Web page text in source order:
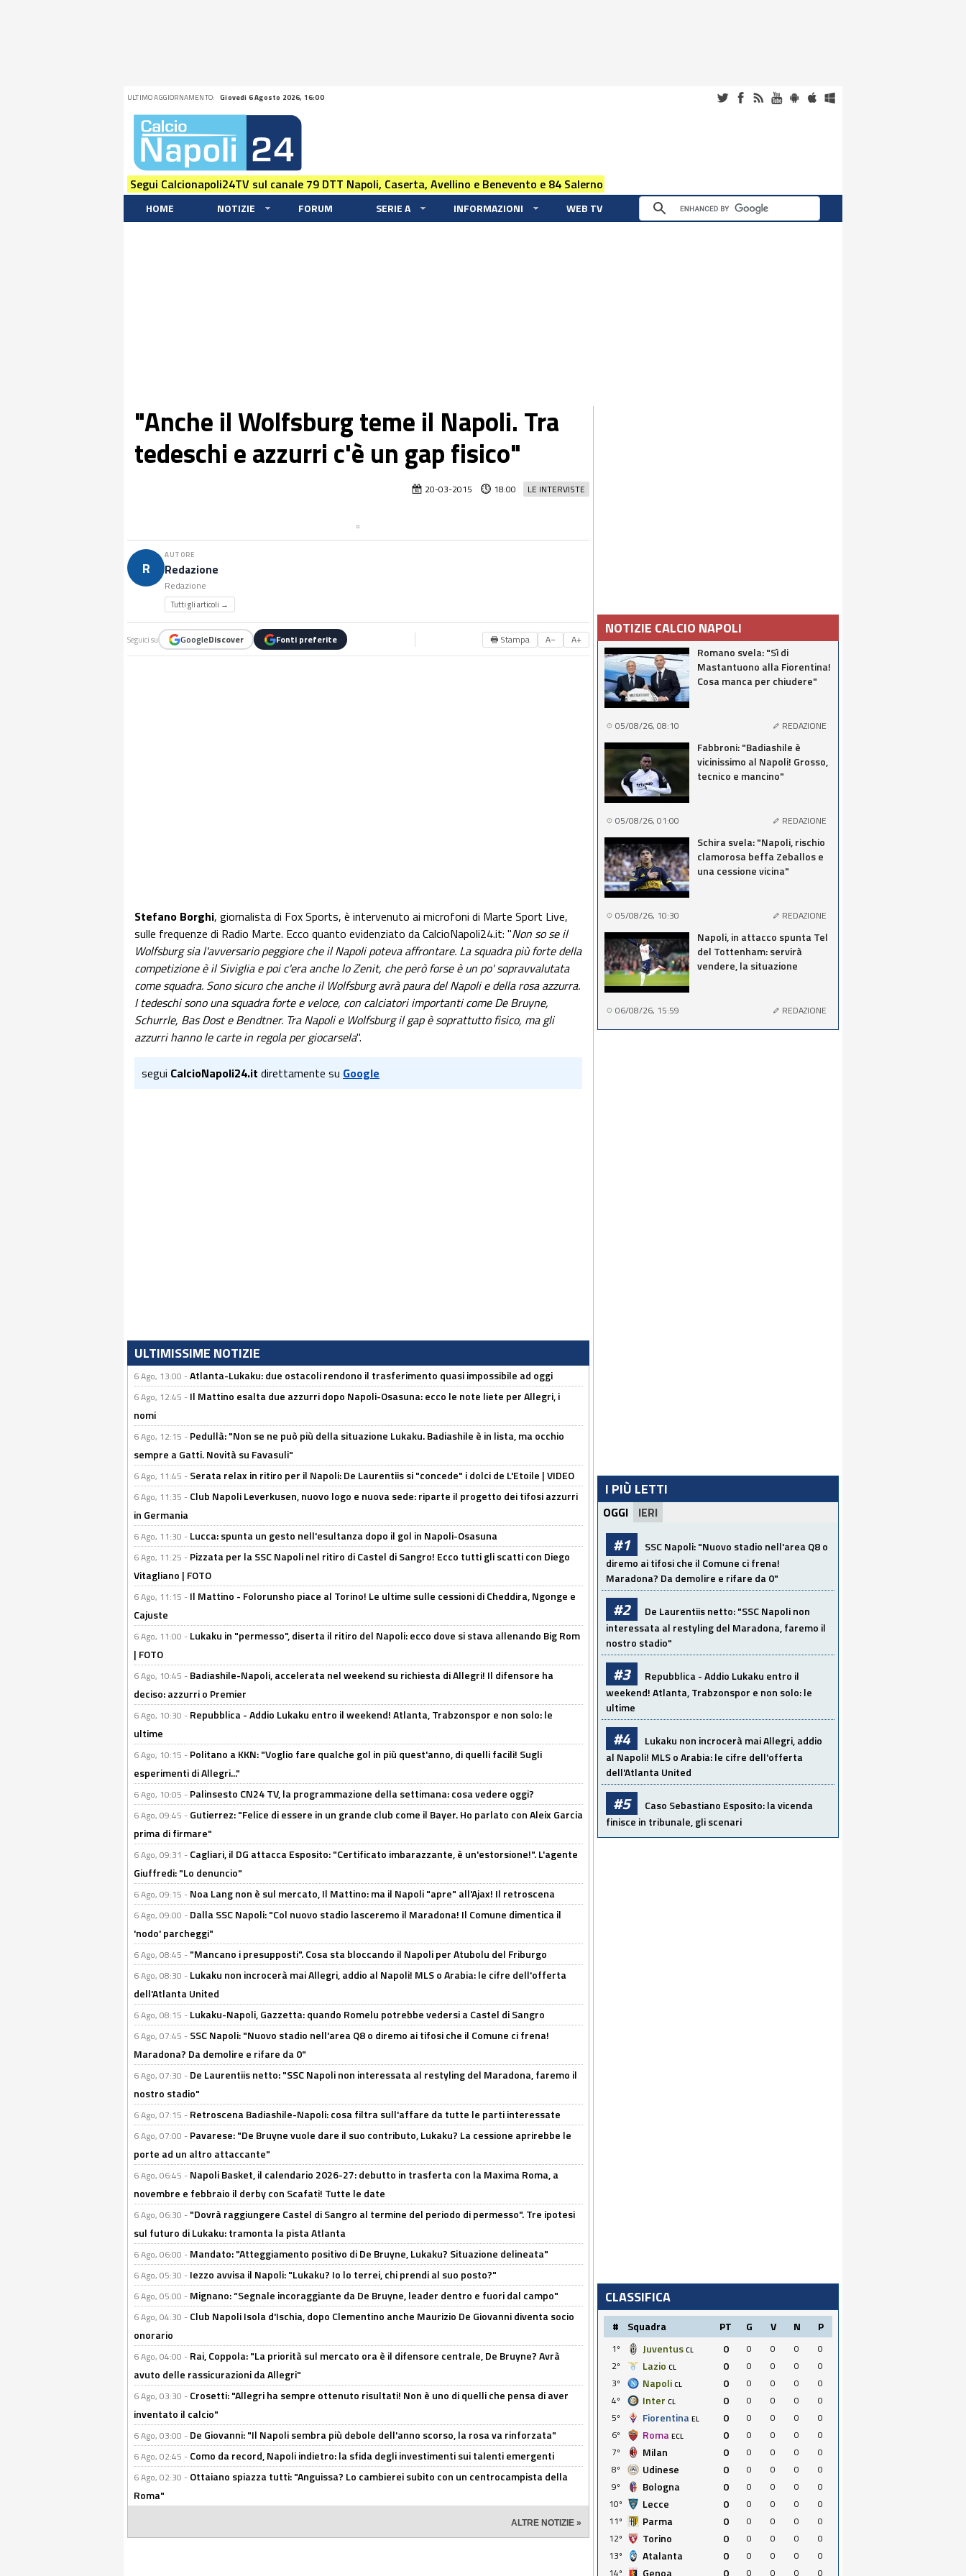
ULTIMO AGGIORNAMENTO: Giovedi 6 Agosto 2026, 16:00
Segui Calcionapoli24TV sul canale 79 DTT Napoli, Caserta, Avellino e Benevento e 84 Salerno
HOME NOTIZIE FORUM SERIE A INFORMAZIONI WEB TV
"Anche il Wolfsburg teme il Napoli. Tra
tedeschi e azzurri c'è un gap fisico"
LE INTERVISTE
20-03-2015 18:00
R
AUTORE
Redazione
Redazione
Tutti gli articoli →
Seguici su GoogleDiscover Fonti preferite 🖶 Stampa A− A+
Stefano Borghi, giornalista di Fox Sports, è intervenuto ai microfoni di Marte Sport Live,
sulle frequenze di Radio Marte. Ecco quanto evidenziato da CalcioNapoli24.it: "Non so se il
Wolfsburg sia l'avversario peggiore che il Napoli poteva affrontare. La squadra più forte della
competizione è il Siviglia e poi c'era anche lo Zenit, che però forse è un po' sopravvalutata
come squadra. Sono sicuro che anche il Wolfsburg avrà paura del Napoli e della rosa azzurra.
I tedeschi sono una squadra forte e veloce, con calciatori importanti come De Bruyne,
Schurrle, Bas Dost e Bendtner. Tra Napoli e Wolfsburg il gap è soprattutto fisico, ma gli
azzurri hanno le carte in regola per giocarsela".
segui CalcioNapoli24.it direttamente su Google
ULTIMISSIME NOTIZIE
6 Ago, 13:00 -Atlanta-Lukaku: due ostacoli rendono il trasferimento quasi impossibile ad oggi
6 Ago, 12:45 - Il Mattino esalta due azzurri dopo Napoli-Osasuna: ecco le note liete per Allegri, i
nomi
6 Ago, 12:15 - Pedullà: "Non se ne può più della situazione Lukaku. Badiashile è in lista, ma occhio
sempre a Gatti. Novità su Favasuli"
6 Ago, 11:45 - Serata relax in ritiro per il Napoli: De Laurentiis si "concede" i dolci de L'Etoile | VIDEO
6 Ago, 11:35 - Club Napoli Leverkusen, nuovo logo e nuova sede: riparte il progetto dei tifosi azzurri
in Germania
6 Ago, 11:30 - Lucca: spunta un gesto nell'esultanza dopo il gol in Napoli-Osasuna
6 Ago, 11:25 - Pizzata per la SSC Napoli nel ritiro di Castel di Sangro! Ecco tutti gli scatti con Diego
Vitagliano | FOTO
6 Ago, 11:15 - Il Mattino - Folorunsho piace al Torino! Le ultime sulle cessioni di Cheddira, Ngonge e
Cajuste
6 Ago, 11:00 - Lukaku in "permesso", diserta il ritiro del Napoli: ecco dove si stava allenando Big Rom
| FOTO
6 Ago, 10:45 - Badiashile-Napoli, accelerata nel weekend su richiesta di Allegri! Il difensore ha
deciso: azzurri o Premier
6 Ago, 10:30 - Repubblica - Addio Lukaku entro il weekend! Atlanta, Trabzonspor e non solo: le
ultime
6 Ago, 10:15 - Politano a KKN: "Voglio fare qualche gol in più quest'anno, di quelli facili! Sugli
esperimenti di Allegri..."
6 Ago, 10:05 - Palinsesto CN24 TV, la programmazione della settimana: cosa vedere oggi?
6 Ago, 09:45 - Gutierrez: "Felice di essere in un grande club come il Bayer. Ho parlato con Aleix Garcia
prima di firmare"
6 Ago, 09:31 - Cagliari, il DG attacca Esposito: "Certificato imbarazzante, è un'estorsione!". L'agente
Giuffredi: "Lo denuncio"
6 Ago, 09:15 - Noa Lang non è sul mercato, Il Mattino: ma il Napoli "apre" all'Ajax! Il retroscena
6 Ago, 09:00 - Dalla SSC Napoli: "Col nuovo stadio lasceremo il Maradona! Il Comune dimentica il
'nodo' parcheggi"
6 Ago, 08:45 - "Mancano i presupposti". Cosa sta bloccando il Napoli per Atubolu del Friburgo
6 Ago, 08:30 - Lukaku non incrocerà mai Allegri, addio al Napoli! MLS o Arabia: le cifre dell'offerta
dell'Atlanta United
6 Ago, 08:15 - Lukaku-Napoli, Gazzetta: quando Romelu potrebbe vedersi a Castel di Sangro
6 Ago, 07:45 - SSC Napoli: "Nuovo stadio nell'area Q8 o diremo ai tifosi che il Comune ci frena!
Maradona? Da demolire e rifare da 0"
6 Ago, 07:30 - De Laurentiis netto: "SSC Napoli non interessata al restyling del Maradona, faremo il
nostro stadio"
6 Ago, 07:15 - Retroscena Badiashile-Napoli: cosa filtra sull'affare da tutte le parti interessate
6 Ago, 07:00 - Pavarese: "De Bruyne vuole dare il suo contributo, Lukaku? La cessione aprirebbe le
porte ad un altro attaccante"
6 Ago, 06:45 - Napoli Basket, il calendario 2026-27: debutto in trasferta con la Maxima Roma, a
novembre e febbraio il derby con Scafati! Tutte le date
6 Ago, 06:30 - "Dovrà raggiungere Castel di Sangro al termine del periodo di permesso". Tre ipotesi
sul futuro di Lukaku: tramonta la pista Atlanta
6 Ago, 06:00 - Mandato: "Atteggiamento positivo di De Bruyne, Lukaku? Situazione delineata"
6 Ago, 05:30 - Iezzo avvisa il Napoli: "Lukaku? Io lo terrei, chi prendi al suo posto?"
6 Ago, 05:00 - Mignano: “Segnale incoraggiante da De Bruyne, leader dentro e fuori dal campo"
6 Ago, 04:30 - Club Napoli Isola d'Ischia, dopo Clementino anche Maurizio De Giovanni diventa socio
onorario
6 Ago, 04:00 - Rai, Coppola: "La priorità sul mercato ora è il difensore centrale, De Bruyne? Avrà
avuto delle rassicurazioni da Allegri"
6 Ago, 03:30 - Crosetti: "Allegri ha sempre ottenuto risultati! Non è uno di quelli che pensa di aver
inventato il calcio"
6 Ago, 03:00 - De Giovanni: "Il Napoli sembra più debole dell'anno scorso, la rosa va rinforzata"
6 Ago, 02:45 - Como da record, Napoli indietro: la sfida degli investimenti sui talenti emergenti
6 Ago, 02:30 - Ottaiano spiazza tutti: "Anguissa? Lo cambierei subito con un centrocampista della
Roma"
ALTRE NOTIZIE »
NOTIZIE CALCIO NAPOLI
Romano svela: "Sì di
Mastantuono alla Fiorentina!
Cosa manca per chiudere"
05/08/26, 08:10 REDAZIONE
Fabbroni: "Badiashile è
vicinissimo al Napoli! Grosso,
tecnico e mancino"
05/08/26, 01:00 REDAZIONE
Schira svela: "Napoli, rischio
clamorosa beffa Zeballos e
una cessione vicina"
05/08/26, 10:30 REDAZIONE
Napoli, in attacco spunta Tel
del Tottenham: servirà
vendere, la situazione
06/08/26, 15:59 REDAZIONE
I PIÙ LETTI
OGGI IERI
#1
SSC Napoli: "Nuovo stadio nell'area Q8 o
diremo ai tifosi che il Comune ci frena!
Maradona? Da demolire e rifare da 0"
#2
De Laurentiis netto: "SSC Napoli non
interessata al restyling del Maradona, faremo il
nostro stadio"
#3
Repubblica - Addio Lukaku entro il
weekend! Atlanta, Trabzonspor e non solo: le
ultime
#4
Lukaku non incrocerà mai Allegri, addio
al Napoli! MLS o Arabia: le cifre dell'offerta
dell'Atlanta United
#5
Caso Sebastiano Esposito: la vicenda
finisce in tribunale, gli scenari
CLASSIFICA
# Squadra PT G V N P
1º Juventus CL 0 0 0 0
0
2º
Lazio CL 0 0 0 0
0
3º
Napoli CL 0 0 0 0
0
4º
Inter CL 0 0 0 0
0
5º
Fiorentina EL 0 0 0 0
0
6º
Roma ECL 0 0 0 0
0
7º
Milan 0 0 0 0
0
8º
Udinese 0 0 0 0
0
9º
Bologna 0 0 0 0
0
10º
Lecce 0 0 0 0
0
11º
Parma 0 0 0 0
0
12º
Torino 0 0 0 0
0
13º
Atalanta 0 0 0 0
0
14º
Genoa 0 0 0 0 0